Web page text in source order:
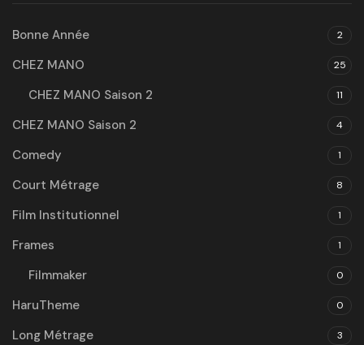
Bonne Année 2
CHEZ MANO 25
CHEZ MANO Saison 2 11
CHEZ MANO Saison 2 4
Comedy 1
Court Métrage 8
Film Institutionnel 1
Frames 1
Filmmaker 0
HaruTheme 0
Long Métrage 3